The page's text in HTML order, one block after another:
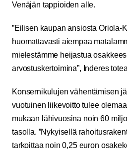
Venäjän tappioiden alle.
”Eilisen kaupan ansiosta Oriola-
huomattavasti aiempaa
mielestämme heijastua
arvostuskertoimina”, Inderes
Konsernikulujen vähentämisen
vuotuinen liikevoitto tulee
mukaan lähivuosina noin 60
tasolla. ”Nykyisellä
tarkoittaa noin 0,25 euron